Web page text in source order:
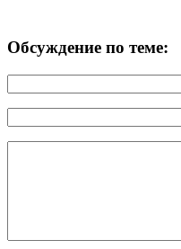
Обсуждение по теме: